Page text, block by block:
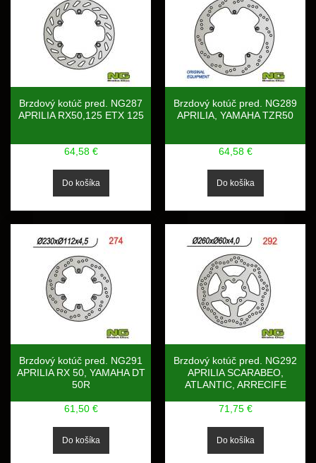
Brzdový kotúč pred. NG287
APRILIA RX50,125 ETX 125
64,58 €
Brzdový kotúč pred. NG289
APRILIA, YAMAHA TZR50
64,58 €
Brzdový kotúč pred. NG291
APRILIA RX 50, YAMAHA DT
50R
61,50 €
Brzdový kotúč pred. NG292
APRILIA SCARABEO,
ATLANTIC, ARRECIFE
71,75 €